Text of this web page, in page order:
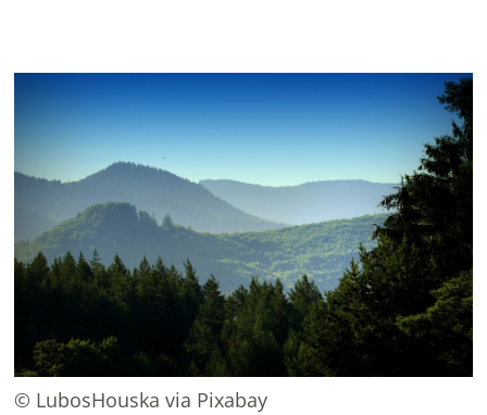
© LubosHouska via Pixabay